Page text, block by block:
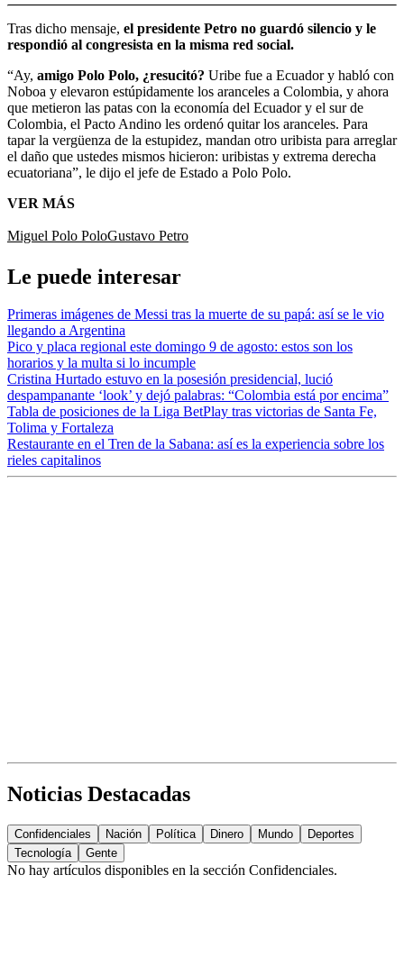
Tras dicho mensaje, el presidente Petro no guardó silencio y le
respondió al congresista en la misma red social.
“Ay, amigo Polo Polo, ¿resucitó? Uribe fue a Ecuador y habló con
Noboa y elevaron estúpidamente los aranceles a Colombia, y ahora
que metieron las patas con la economía del Ecuador y el sur de
Colombia, el Pacto Andino les ordenó quitar los aranceles. Para
tapar la vergüenza de la estupidez, mandan otro uribista para arreglar
el daño que ustedes mismos hicieron: uribistas y extrema derecha
ecuatoriana”, le dijo el jefe de Estado a Polo Polo.
VER MÁS
Miguel Polo PoloGustavo Petro
Le puede interesar
Primeras imágenes de Messi tras la muerte de su papá: así se le vio
llegando a Argentina
Pico y placa regional este domingo 9 de agosto: estos son los
horarios y la multa si lo incumple
Cristina Hurtado estuvo en la posesión presidencial, lució
despampanante ‘look’ y dejó palabras: “Colombia está por encima”
Tabla de posiciones de la Liga BetPlay tras victorias de Santa Fe,
Tolima y Fortaleza
Restaurante en el Tren de la Sabana: así es la experiencia sobre los
rieles capitalinos
Noticias Destacadas
Confidenciales Nación Política Dinero Mundo
Deportes
Tecnología
Gente
No hay artículos disponibles en la sección Confidenciales.